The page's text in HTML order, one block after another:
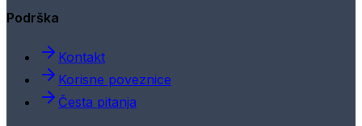
Podrška
Kontakt
Korisne poveznice
Česta pitanja